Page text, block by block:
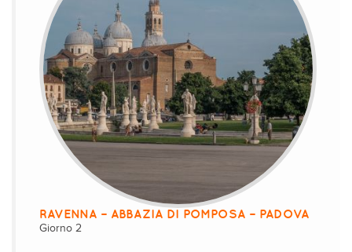
RAVENNA – ABBAZIA DI POMPOSA – PADOVA
Giorno 2